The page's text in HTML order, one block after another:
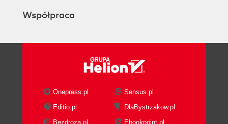
Współpraca
Onepress.pl
Sensus.pl
Editio.pl
DlaBystrzakow.pl
Bezdroza.pl
Ebookpoint.pl